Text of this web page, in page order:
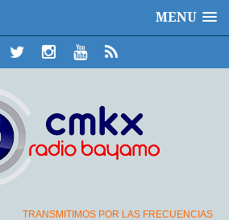
MENU
TRANSMITIMOS POR LAS FRECUENCIAS